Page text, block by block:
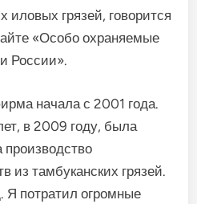
грязей, говорится
«Особо охраняемые
России».
начала с 2001 года.
в 2009 году, была
производство
из тамбуканских грязей.
Я потратил огромные